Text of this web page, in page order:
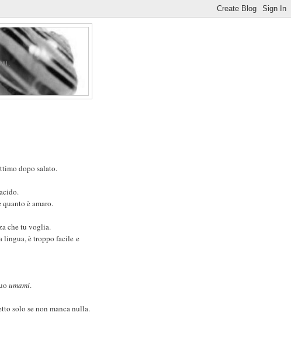
dopo salato.
è amaro.
che tu voglia.
lingua, è troppo facile e
umami.
solo se non manca nulla.